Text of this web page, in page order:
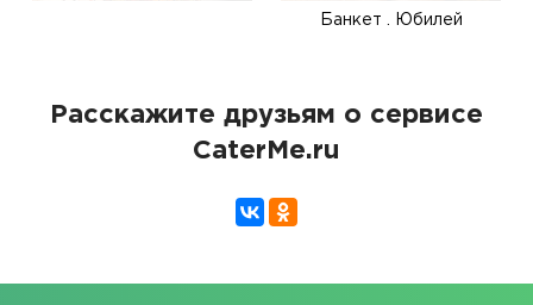
Банкет . Юбилей
Расскажите друзьям о сервисе
CaterMe.ru